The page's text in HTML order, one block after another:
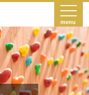
menu